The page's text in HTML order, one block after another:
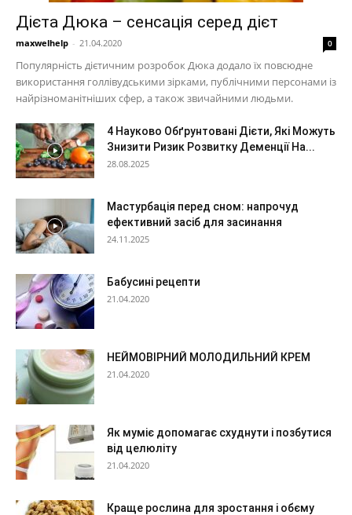
Дієта Дюка – сенсація серед дієт
maxwelhelp - 21.04.2020 0
Популярність дієтичним розробок Дюка додало їх повсюдне
використання голлівудськими зірками, публічними персонами із
найрізноманітніших сфер, а також звичайними людьми.
4 Науково Обґрунтовані Дієти, Які Можуть
Знизити Ризик Розвитку Деменції На...
28.08.2025
Мастурбація перед сном: напрочуд
ефективний засіб для засинання
24.11.2025
Бабусині рецепти
21.04.2020
НЕЙМОВІРНИЙ МОЛОДИЛЬНИЙ КРЕМ
21.04.2020
Як муміє допомагає схуднути і позбутися
від целюліту
21.04.2020
Краще рослина для зростання і обєму